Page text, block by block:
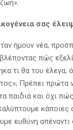
σας
ήμουν νέα,
πώς
τι θα του έλεγα,
Πρέπει πρώτα
παιδιά και όχι
κάποιες
ευθύνη απέναντι